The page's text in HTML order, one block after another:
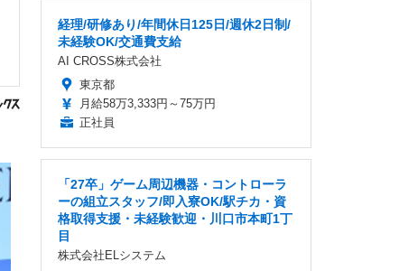
経理/研修あり/年間休日125日/週休2日制/
未経験OK/交通費支給
AI CROSS株式会社
東京都
月給58万3,333円～75万円
正社員
「27卒」ゲーム周辺機器・コントローラ
ーの組立スタッフ/即入寮OK/駅チカ・資
格取得支援・未経験歓迎・川口市本町1丁
目
株式会社ELシステム